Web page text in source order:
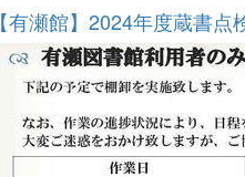
【有瀬館】2024年度蔵書点